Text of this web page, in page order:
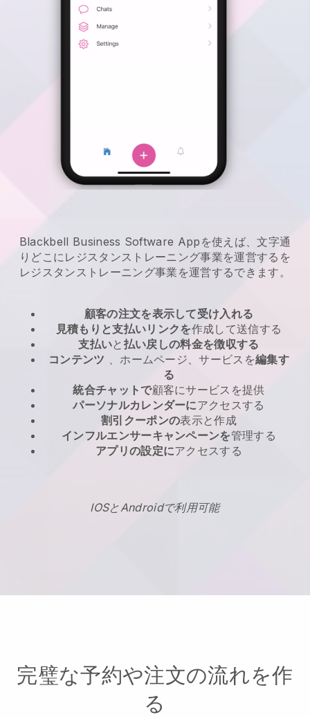
Blackbell Business Software Appを使えば、文字通
りどこにレジスタンストレーニング事業を運営する を
レジスタンストレーニング事業を運営するできます。
顧客の注文を表示して受け入れる
見積もりと支払いリンクを作成して送信する
支払いと 払い戻しの料金を徴収する
コンテンツ 、ホームページ、サービスを編集す
る
統合チャットで顧客にサービスを提供
パーソナルカレンダーにアクセスする
割引クーポンの表示と作成
インフルエンサーキャンペーンを管理する
アプリの設定にアクセスする
IOSとAndroidで利用可能
完璧な予約や注文の流れを作
る